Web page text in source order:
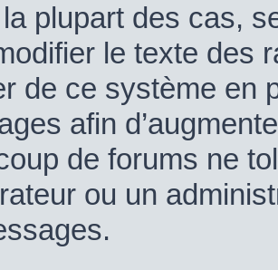
plupart des cas,
le texte des
de ce système en
afin
de forums ne
ou un